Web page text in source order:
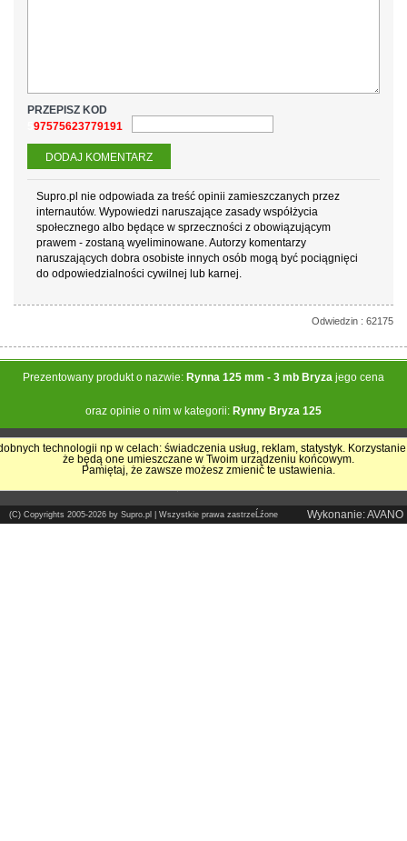
PRZEPISZ KOD
597575623779191
Supro.pl nie odpowiada za treść opinii zamieszczanych przez
internautów. Wypowiedzi naruszające zasady współżycia
społecznego albo będące w sprzeczności z obowiązującym
prawem - zostaną wyeliminowane. Autorzy komentarzy
naruszających dobra osobiste innych osób mogą być pociągnięci
do odpowiedzialności cywilnej lub karnej.
Odwiedzin : 62175
Prezentowany produkt o nazwie: Rynna 125 mm - 3 mb Bryza jego cena
oraz opinie o nim w kategorii: Rynny Bryza 125
Pokrycia Dachowe - Supro.pl
Sklep internetowy
Wykonanie: AVANO
(C) Copyrights 2005-2026 by Supro.pl | Wszystkie prawa zastrzeĹźone
technologii np w celach: świadczenia usług, reklam, statystyk.
że będą one umieszczane w Twoim urządzeniu końcowym.
Pamiętaj, że zawsze możesz zmienić te ustawienia.